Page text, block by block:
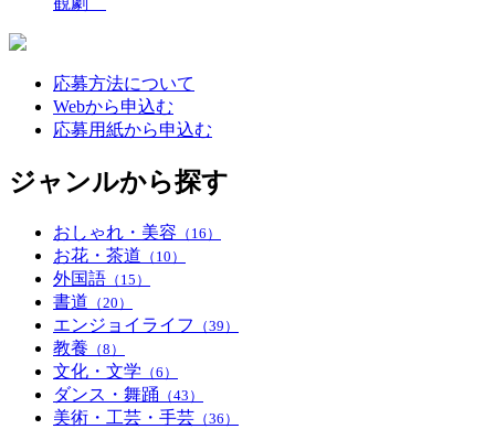
応募方法について
Webから申込む
応募用紙から申込む
ジャンルから探す
おしゃれ・美容 （16）
お花・茶道 （10）
外国語 （15）
書道 （20）
エンジョイライフ （39）
教養 （8）
文化・文学 （6）
ダンス・舞踊 （43）
美術・工芸・手芸 （36）